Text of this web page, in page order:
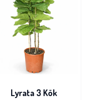
Lyrata 3 Kök